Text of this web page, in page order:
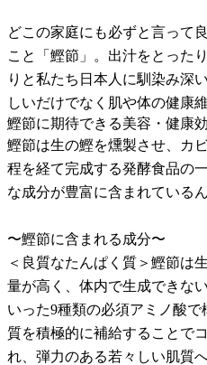
どこの家庭にも必ずと言って
こと「鰹節」。出汁をとった
りと私たち日本人に馴染み深
しいだけでなく肌や体の健康
鰹節に期待できる美容・健康
鰹節は生の鰹を燻製させ、カ
程を経て完成する発酵食品の
な成分が豊富に含まれているん
〜鰹節に含まれる成分〜
＜良質なたんぱく質＞鰹節は
量が高く、体内で生成できな
いった9種類の必須アミノ酸で
質を積極的に補給することで
れ、弾力のある若々しい肌質